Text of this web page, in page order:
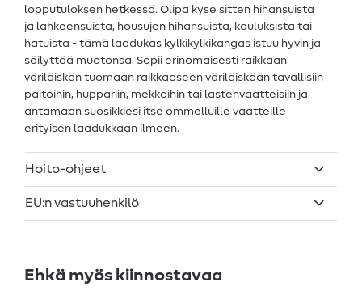
lopputuloksen hetkessä. Olipa kyse sitten hihansuista
ja lahkeensuista, housujen hihansuista, kauluksista tai
hatuista - tämä laadukas kylkikylkikangas istuu hyvin ja
säilyttää muotonsa. Sopii erinomaisesti raikkaan
väriläiskän tuomaan raikkaaseen väriläiskään tavallisiin
paitoihin, huppariin, mekkoihin tai lastenvaatteisiin ja
antamaan suosikkiesi itse ommelluille vaatteille
erityisen laadukkaan ilmeen.
Hoito-ohjeet
EU:n vastuuhenkilö
Ehkä myös kiinnostavaa